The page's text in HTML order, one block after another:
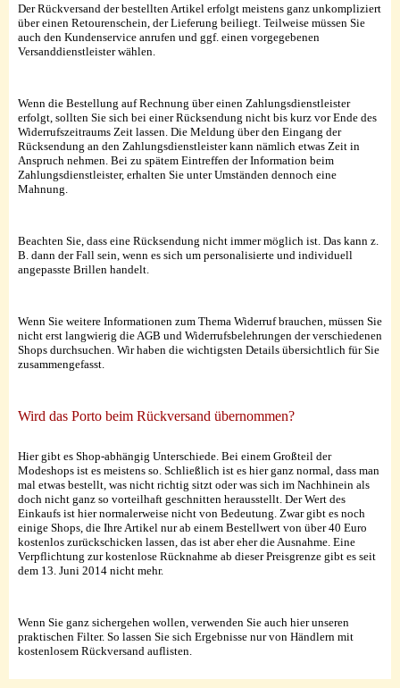
Der Rückversand der bestellten Artikel erfolgt meistens ganz unkompliziert
über einen Retourenschein, der Lieferung beiliegt. Teilweise müssen Sie
auch den Kundenservice anrufen und ggf. einen vorgegebenen
Versanddienstleister wählen.
Wenn die Bestellung auf Rechnung über einen Zahlungsdienstleister
erfolgt, sollten Sie sich bei einer Rücksendung nicht bis kurz vor Ende des
Widerrufszeitraums Zeit lassen. Die Meldung über den Eingang der
Rücksendung an den Zahlungsdienstleister kann nämlich etwas Zeit in
Anspruch nehmen. Bei zu spätem Eintreffen der Information beim
Zahlungsdienstleister, erhalten Sie unter Umständen dennoch eine
Mahnung.
Beachten Sie, dass eine Rücksendung nicht immer möglich ist. Das kann z.
B. dann der Fall sein, wenn es sich um personalisierte und individuell
angepasste Brillen handelt.
Wenn Sie weitere Informationen zum Thema Widerruf brauchen, müssen Sie
nicht erst langwierig die AGB und Widerrufsbelehrungen der verschiedenen
Shops durchsuchen. Wir haben die wichtigsten Details übersichtlich für Sie
zusammengefasst.
Wird das Porto beim Rückversand übernommen?
Hier gibt es Shop-abhängig Unterschiede. Bei einem Großteil der
Modeshops ist es meistens so. Schließlich ist es hier ganz normal, dass man
mal etwas bestellt, was nicht richtig sitzt oder was sich im Nachhinein als
doch nicht ganz so vorteilhaft geschnitten herausstellt. Der Wert des
Einkaufs ist hier normalerweise nicht von Bedeutung. Zwar gibt es noch
einige Shops, die Ihre Artikel nur ab einem Bestellwert von über 40 Euro
kostenlos zurückschicken lassen, das ist aber eher die Ausnahme. Eine
Verpflichtung zur kostenlose Rücknahme ab dieser Preisgrenze gibt es seit
dem 13. Juni 2014 nicht mehr.
Wenn Sie ganz sichergehen wollen, verwenden Sie auch hier unseren
praktischen Filter. So lassen Sie sich Ergebnisse nur von Händlern mit
kostenlosem Rückversand auflisten.